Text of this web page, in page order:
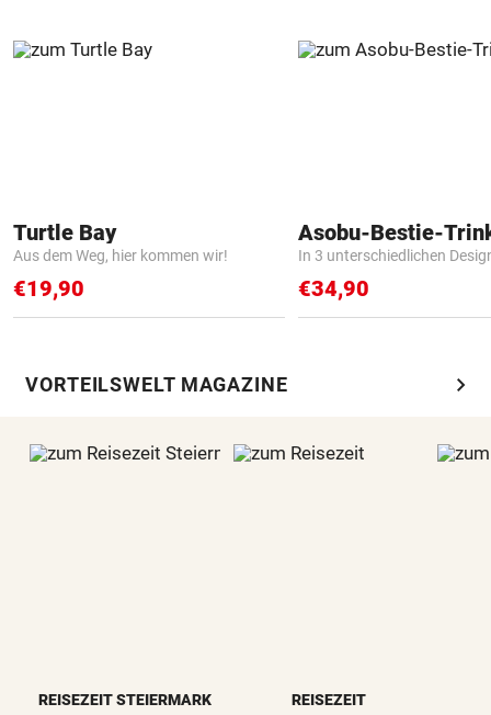
Turtle Bay
Aus dem Weg, hier kommen wir!
€19,90
Asobu-Bestie-
In 3 unterschiedlichen
€34,90
VORTEILSWELT MAGAZINE chevron_right
REISEZEIT STEIERMARK REISEZEIT